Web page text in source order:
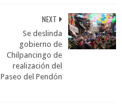
NEXT
Se deslinda
gobierno de
Chilpancingo de
realización del
Paseo del Pendón